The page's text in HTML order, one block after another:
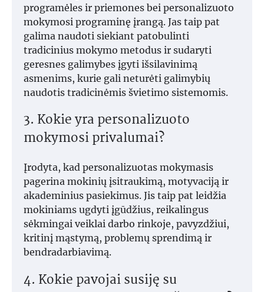
programėles ir priemones bei personalizuoto
mokymosi programinę įrangą. Jas taip pat
galima naudoti siekiant patobulinti
tradicinius mokymo metodus ir sudaryti
geresnes galimybes įgyti išsilavinimą
asmenims, kurie gali neturėti galimybių
naudotis tradicinėmis švietimo sistemomis.
3. Kokie yra personalizuoto
mokymosi privalumai?
Įrodyta, kad personalizuotas mokymasis
pagerina mokinių įsitraukimą, motyvaciją ir
akademinius pasiekimus. Jis taip pat leidžia
mokiniams ugdyti įgūdžius, reikalingus
sėkmingai veiklai darbo rinkoje, pavyzdžiui,
kritinį mąstymą, problemų sprendimą ir
bendradarbiavimą.
4. Kokie pavojai susiję su